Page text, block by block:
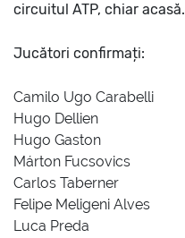
circuitul ATP, chiar acasă.
Jucători confirmați:
Camilo Ugo Carabelli
Hugo Dellien
Hugo Gaston
Márton Fucsovics
Carlos Taberner
Felipe Meligeni Alves
Luca Preda